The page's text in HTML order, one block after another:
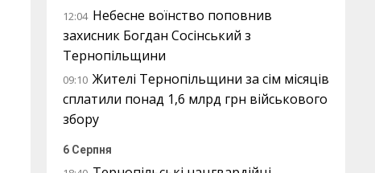
12:04 Небесне воїнство поповнив
захисник Богдан Сосінський з
Тернопільщини
09:10 Жителі Тернопільщини за сім місяців
сплатили понад 1,6 млрд грн військового
збору
6 Серпня